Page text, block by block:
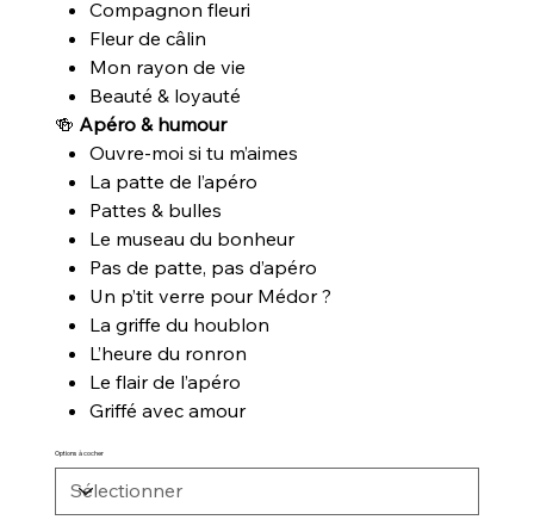
Compagnon fleuri
Fleur de câlin
Mon rayon de vie
Beauté & loyauté
🍻 Apéro & humour
Ouvre-moi si tu m’aimes
La patte de l’apéro
Pattes & bulles
Le museau du bonheur
Pas de patte, pas d’apéro
Un p’tit verre pour Médor ?
La griffe du houblon
L’heure du ronron
Le flair de l’apéro
Griffé avec amour
Options à cocher